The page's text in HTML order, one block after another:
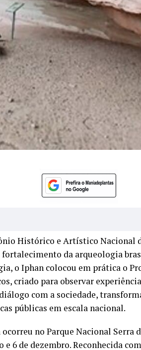
Histórico e Artístico Nacional
da arqueologia
o Iphan colocou em prática o
criado para observar
com a sociedade,
públicas em escala nacional.
no Parque Nacional Serra
e 6 de dezembro. Reconhecida